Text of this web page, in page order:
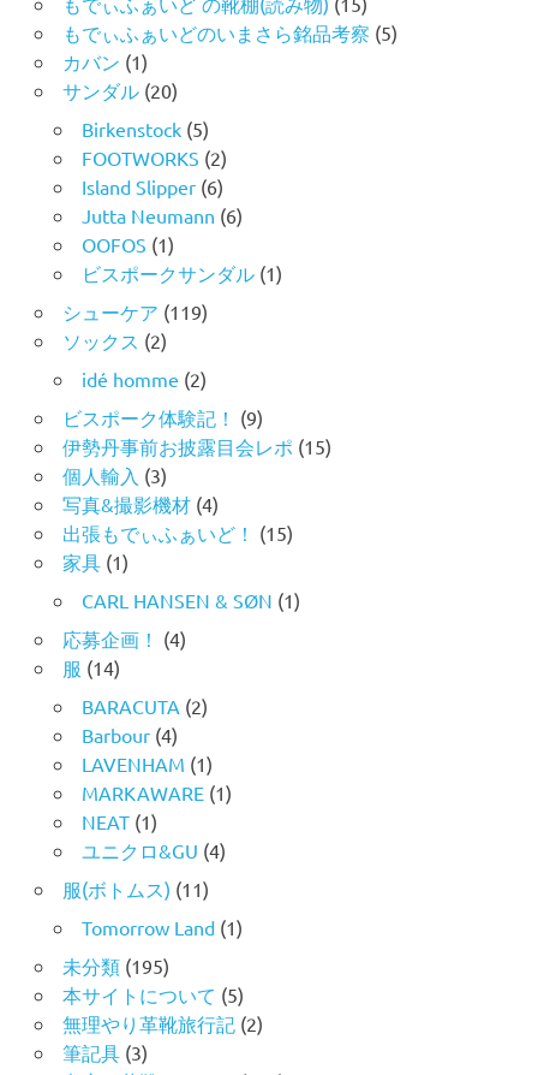
もでぃふぁいどのいまさら銘品考察 (5)
カバン (1)
サンダル(20)
Birkenstock(5)
FOOTWORKS (2)
Island Slipper(6)
Jutta Neumann (6)
OOFOS (1)
ビスポークサンダル(1)
シューケア (119)
ソックス (2)
idé homme (2)
ビスポーク体験記！ (9)
伊勢丹事前お披露目会レポ (15)
個人輸入 (3)
写真&撮影機材(4)
出張もでぃふぁいど！ (15)
家具(1)
CARL HANSEN & SØN (1)
応募企画！ (4)
服 (14)
BARACUTA (2)
Barbour(4)
LAVENHAM (1)
MARKAWARE(1)
NEAT(1)
ユニクロ&GU (4)
服(ボトムス) (11)
Tomorrow Land(1)
未分類(195)
本サイトについて (5)
無理やり革靴旅行記 (2)
筆記具(3)